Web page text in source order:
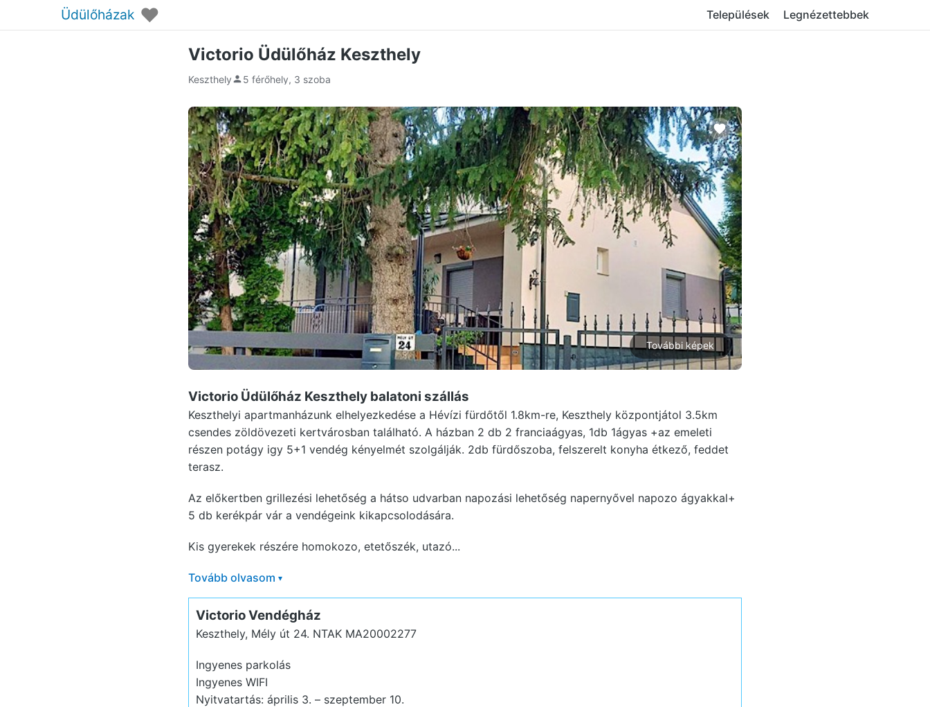
Üdülőházak ♥ Települések Legnézettebbek
Victorio Üdülőház Keszthely
Keszthely 5 férőhely, 3 szoba
További képek
Victorio Üdülőház Keszthely balatoni szállás
Keszthelyi apartmanházunk elhelyezkedése a Hévízi fürdőtől 1.8km-re, Keszthely központjátol 3.5km
csendes zöldövezeti kertvárosban található. A házban 2 db 2 franciaágyas, 1db 1ágyas +az emeleti
részen potágy igy 5+1 vendég kényelmét szolgálják. 2db fürdőszoba, felszerelt konyha étkező, feddet
terasz.
Az előkertben grillezési lehetőség a hátso udvarban napozási lehetőség napernyővel napozo ágyakkal+
5 db kerékpár vár a vendégeink kikapcsolodására.
Kis gyerekek részére homokozo, etetőszék, utazó...
Tovább olvasom ▾
Victorio Vendégház
Keszthely, Mély út 24. NTAK MA20002277
Ingyenes parkolás
Ingyenes WIFI
Nyitvatartás: április 3. – szeptember 10.